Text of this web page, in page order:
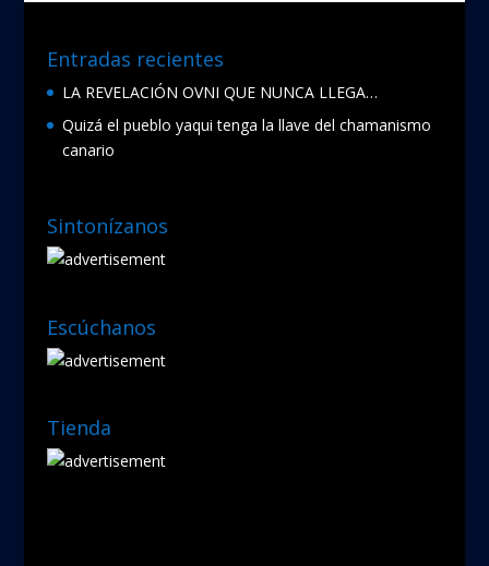
Entradas recientes
LA REVELACIÓN OVNI QUE NUNCA LLEGA…
Quizá el pueblo yaqui tenga la llave del chamanismo
canario
Sintonízanos
Escúchanos
Tienda